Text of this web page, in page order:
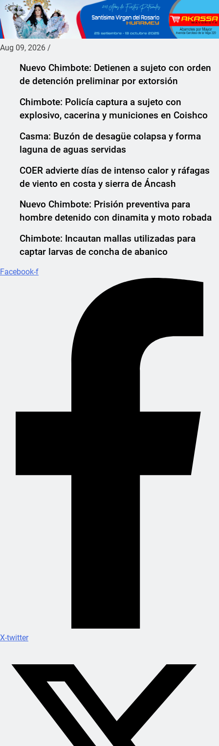
Aug 09, 2026 /
Nuevo Chimbote: Detienen a sujeto con orden
de detención preliminar por extorsión
Chimbote: Policía captura a sujeto con
explosivo, cacerina y municiones en Coishco
Casma: Buzón de desagüe colapsa y forma
laguna de aguas servidas
COER advierte días de intenso calor y ráfagas
de viento en costa y sierra de Áncash
Nuevo Chimbote: Prisión preventiva para
hombre detenido con dinamita y moto robada
Chimbote: Incautan mallas utilizadas para
captar larvas de concha de abanico
Facebook-f
X-twitter